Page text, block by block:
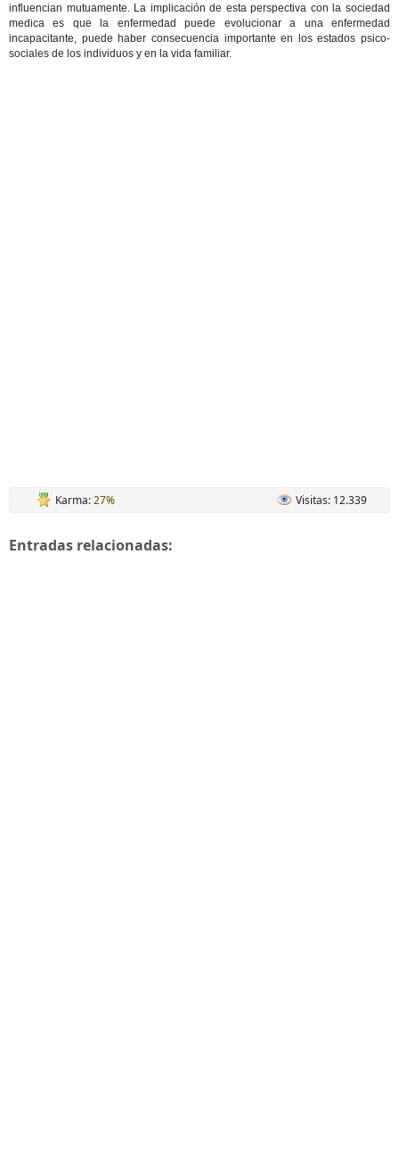
influencian mutuamente. La implicación de esta perspectiva con la sociedad
medica es que la enfermedad puede evolucionar a una enfermedad
incapacitante, puede haber consecuencia importante en los estados psico-
sociales de los individuos y en la vida familiar.
Karma:27% Visitas: 12.339
Entradas relacionadas: